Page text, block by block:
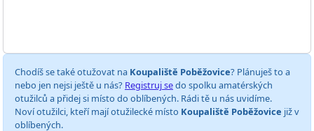
Chodíš se také otužovat na Koupaliště Poběžovice? Plánuješ to a
nebo jen nejsi ještě u nás? Registruj sedo spolku amatérských
otužilců a přidej si místo do oblíbených. Rádi tě u nás uvidíme.
Noví otužilci, kteří mají otužilecké místo Koupaliště Poběžovice již v
oblíbených.